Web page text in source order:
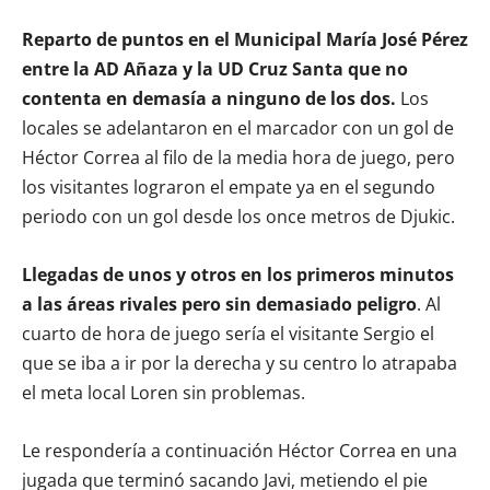
Reparto de puntos en el Municipal María José Pérez
entre la AD Añaza y la UD Cruz Santa que no
contenta en demasía a ninguno de los dos. Los
locales se adelantaron en el marcador con un gol de
Héctor Correa al filo de la media hora de juego, pero
los visitantes lograron el empate ya en el segundo
periodo con un gol desde los once metros de Djukic.
Llegadas de unos y otros en los primeros minutos
a las áreas rivales pero sin demasiado peligro. Al
cuarto de hora de juego sería el visitante Sergio el
que se iba a ir por la derecha y su centro lo atrapaba
el meta local Loren sin problemas.
Le respondería a continuación Héctor Correa en una
jugada que terminó sacando Javi, metiendo el pie